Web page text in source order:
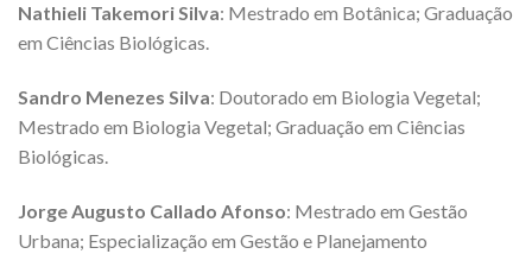
Nathieli Takemori Silva: Mestrado em Botânica; Graduação
em Ciências Biológicas.
Sandro Menezes Silva: Doutorado em Biologia Vegetal;
Mestrado em Biologia Vegetal; Graduação em Ciências
Biológicas.
Jorge Augusto Callado Afonso: Mestrado em Gestão
Urbana; Especialização em Gestão e Planejamento